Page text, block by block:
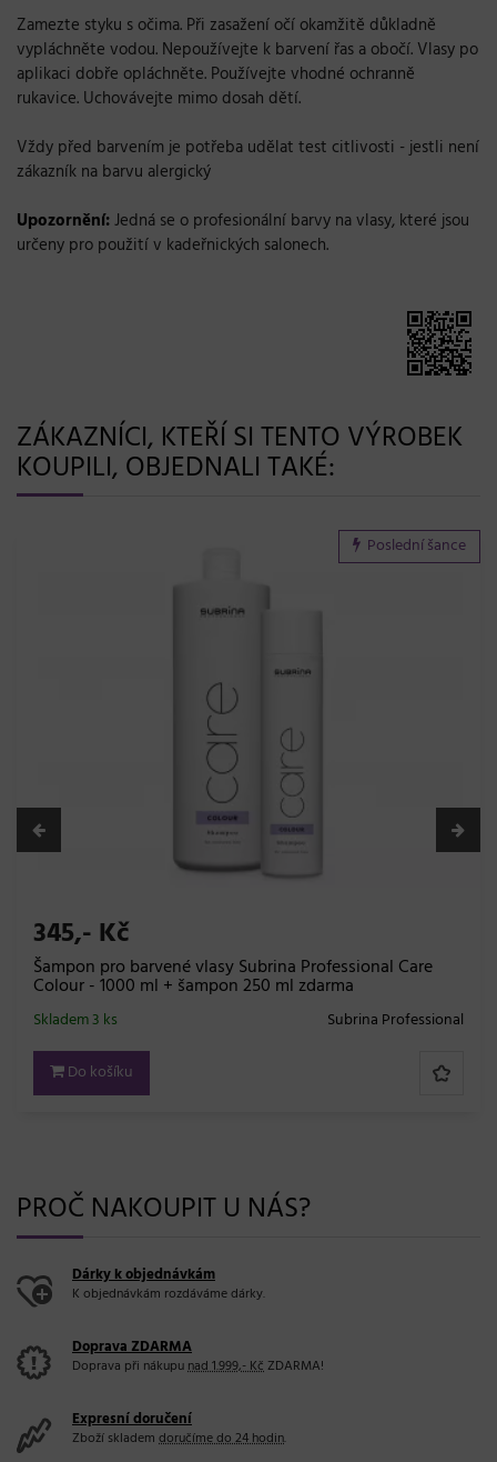
Zamezte styku s očima. Při zasažení očí okamžitě důkladně
vypláchněte vodou. Nepoužívejte k barvení řas a obočí. Vlasy po
aplikaci dobře opláchněte. Používejte vhodné ochranně
rukavice. Uchovávejte mimo dosah dětí.
Vždy před barvením je potřeba udělat test citlivosti - jestli není
zákazník na barvu alergický
Upozornění:Jedná se o profesionální barvy na vlasy, které jsou
určeny pro použití v kadeřnických salonech.
ZÁKAZNÍCI, KTEŘÍ SI TENTO VÝROBEK
KOUPILI, OBJEDNALI TAKÉ:
Maska pro vlnité a kudrnaté vlasy Black Rose Curly
PROČ NAKOUPIT U NÁS?
Dárky k objednávkám
K objednávkám rozdáváme dárky.
Doprava ZDARMA
Doprava při nákupunad 1.999,- KčZDARMA!
Expresní doručení
Zboží skladem doručíme do 24 hodin.